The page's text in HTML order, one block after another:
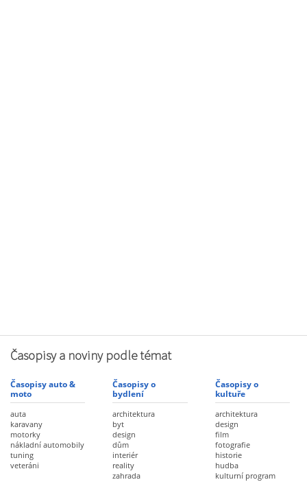
Časopisy a noviny podle témat
Časopisy auto &
moto
auta
karavany
motorky
nákladní automobily
tuning
veteráni
Časopisy o
bydlení
architektura
byt
design
dům
interiér
reality
zahrada
Časopisy o
kultuře
architektura
design
film
fotografie
historie
hudba
kulturní program